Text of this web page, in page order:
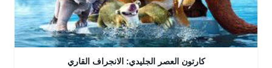
كارتون العصر الجليدي: الانجراف القاري